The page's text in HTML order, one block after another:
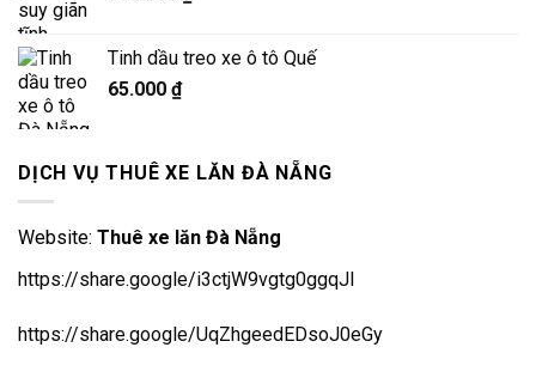
Tinh dầu treo xe ô tô Quế
65.000 ₫
DỊCH VỤ THUÊ XE LĂN ĐÀ NẴNG
Website: Thuê xe lăn Đà Nẵng
https://share.google/i3ctjW9vgtg0ggqJl
https://share.google/UqZhgeedEDsoJ0eGy